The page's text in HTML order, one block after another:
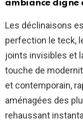
ambiance digne
Les déclinaisons
perfection le teck,
joints invisibles et
touche de
et contemporain,
aménagées des
rehaussant